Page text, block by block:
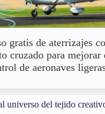
gratis de aterrizajes
cruzado para mejorar
de aeronaves
universo del tejido